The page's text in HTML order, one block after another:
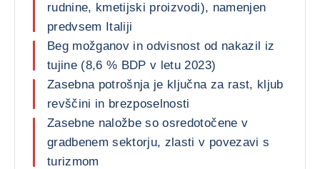
rudnine, kmetijski proizvodi), namenjen
predvsem Italiji
Beg možganov in odvisnost od nakazil iz
tujine (8,6 % BDP v letu 2023)
Zasebna potrošnja je ključna za rast, kljub
revščini in brezposelnosti
Zasebne naložbe so osredotočene v
gradbenem sektorju, zlasti v povezavi s
turizmom